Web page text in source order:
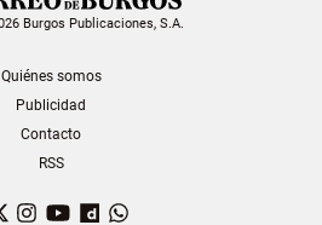
Burgos Publicaciones, S.A.
Quiénes somos
Publicidad
Contacto
RSS
TwitterInstagram
YouTubeDailymotion